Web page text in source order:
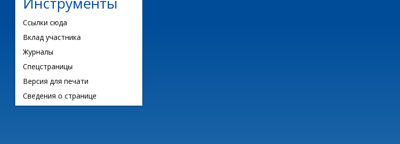
Ссылки сюда
Вклад участника
Журналы
Спецстраницы
Версия для печати
Сведения о странице